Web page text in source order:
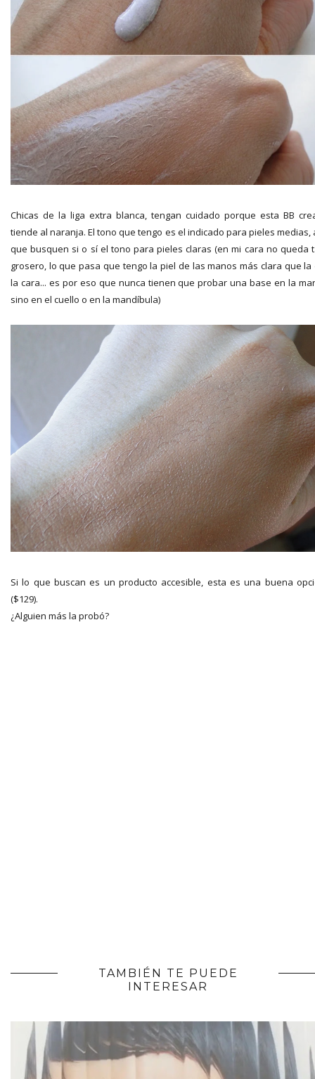
Chicas de la liga extra blanca, tengan cuidado porque esta BB
tiende al naranja. El tono que tengo es el indicado para pieles medias,
que busquen si o sí el tono para pieles claras (en mi cara no queda
grosero, lo que pasa que tengo la piel de las manos más clara que la
la cara... es por eso que nunca tienen que probar una base en la
sino en el cuello o en la mandíbula)
Si lo que buscan es un producto accesible, esta es una buena
($129).
¿Alguien más la probó?
TAMBIÉN TE PUEDE
INTERESAR